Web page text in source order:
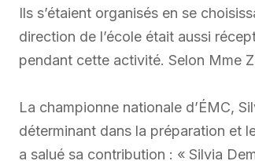
Ils s’étaient organisés en se
direction de l’école était aussi
pendant cette activité. Selon Mme
La championne nationale d’ÉMC,
déterminant dans la préparation et
a salué sa contribution : « Silvia